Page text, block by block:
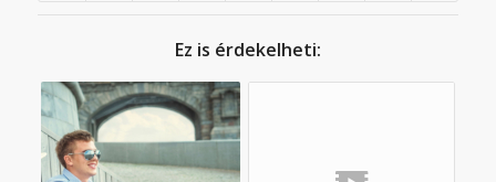
Ez is érdekelheti: